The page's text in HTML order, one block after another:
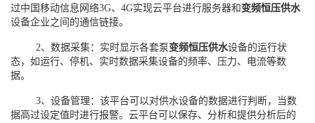
过中国移动信息网络3G、4G实现云平台进行服务器和 变频恒压供水
设备企业之间的通信链接。
2、数据采集：实时显示各套泵 变频恒压供水设备的运行状
态，如运行、停机、实时数据采集设备的频率、压力、电流等数
据。
3、设备管理：该平台可以对供水设备的数据进行判断，当数
据高过设定值时进行报警。云平台可以保存、分析和提供分析后的